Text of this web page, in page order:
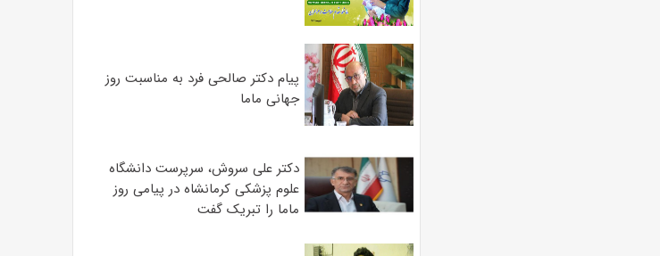
پیام دکتر صالحی فرد به مناسبت روز
جهانی ماما
دکتر علی سروش، سرپرست دانشگاه
علوم پزشکی کرمانشاه در پیامی روز
ماما را تبریک گفت